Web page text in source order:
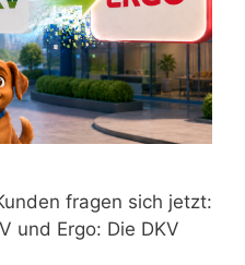
fragen sich jetzt:
und Ergo: Die DKV